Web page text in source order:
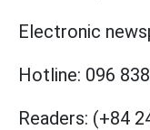
Electronic
Hotline: 096
Readers: (+84